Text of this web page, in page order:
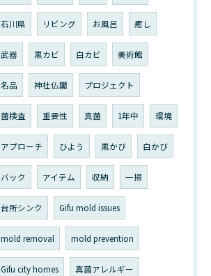
石川県 リビング お風呂 癒し
武器 黒カビ 白カビ 美術館
名品 神社仏閣 プロジェクト
菌検査 重要性 真菌 1年中 環境
アプローチ ひよう 黒かび 白かび
バック アイテム 収納 一掃
台所シンク Gifu mold issues
mold removal mold prevention
Gifu city homes 真菌アレルギー